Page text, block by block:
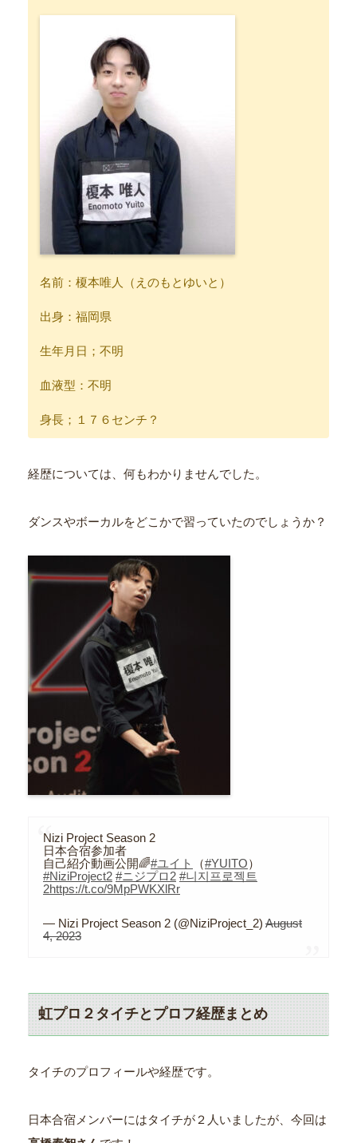
名前：榎本唯人（えのもとゆいと）
出身：福岡県
生年月日；不明
血液型：不明
身長；１７６センチ？
経歴については、何もわかりませんでした。
ダンスやボーカルをどこかで習っていたのでしょうか？
Nizi Project Season 2
日本合宿参加者
自己紹介動画公開🌈#ユイト （#YUITO）
#NiziProject2 #ニジプロ2 #니지프로젝트
2https://t.co/9MpPWKXlRr
— Nizi Project Season 2 (@NiziProject_2) August
4, 2023
虹プロ２タイチとプロフ経歴まとめ
タイチのプロフィールや経歴です。
日本合宿メンバーにはタイチが２人いましたが、今回は